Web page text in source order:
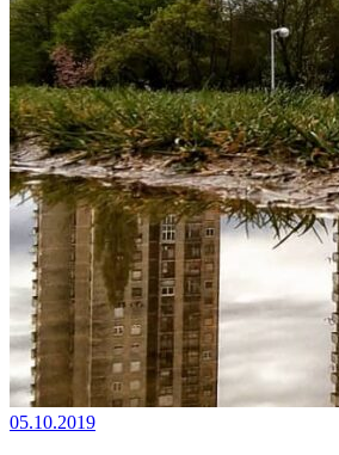
05.10.2019